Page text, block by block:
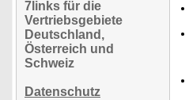
7links für die
Vertriebsgebiete
Deutschland,
Österreich und
Schweiz
Datenschutz